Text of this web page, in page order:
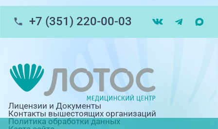
+7 (351) 220-00-03
Лицензии и Документы
Контакты вышестоящих организаций
Политика обработки данных